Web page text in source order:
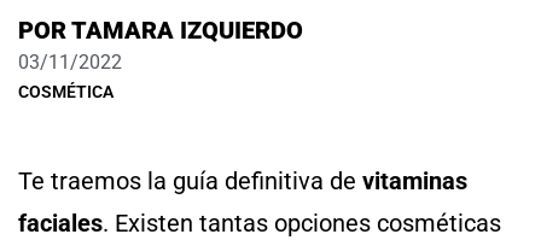
PORTAMARA IZQUIERDO
03/11/2022
COSMÉTICA
Te traemos la guía definitiva de vitaminas
faciales. Existen tantas opciones cosméticas